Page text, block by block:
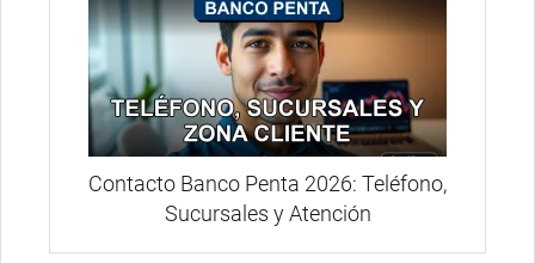
Contacto Banco Penta 2026: Teléfono,
Sucursales y Atención